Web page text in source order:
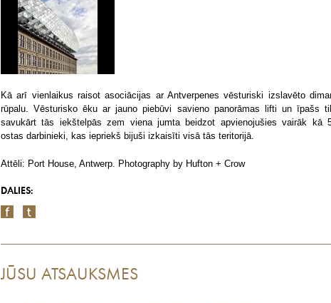
Kā arī vienlaikus raisot asociācijas ar Antverpenes vēsturiski izslavēto
rūpalu. Vēsturisko ēku ar jauno piebūvi savieno panorāmas lifti un īpašs
savukārt tās iekštelpās zem viena jumta beidzot apvienojušies vairāk kā
ostas darbinieki, kas iepriekš bijuši izkaisīti visā tās teritorijā.
Attēli: Port House, Antwerp. Photography by Hufton + Crow
DALIES:
JŪSU ATSAUKSMES